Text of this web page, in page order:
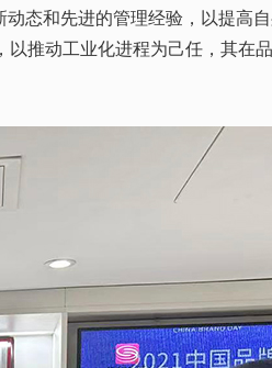
态和先进的管理经验，以提高
推动工业化进程为己任，其在